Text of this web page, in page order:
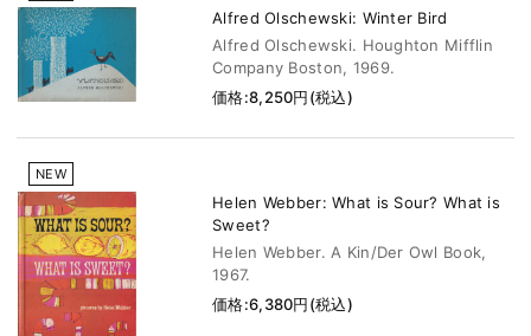
Alfred Olschewski: Winter Bird
Alfred Olschewski. Houghton Mifflin
Company Boston, 1969.
価格:8,250円(税込)
NEW
Helen Webber: What is Sour? What is
Sweet?
Helen Webber. A Kin/Der Owl Book,
1967.
価格:6,380円(税込)